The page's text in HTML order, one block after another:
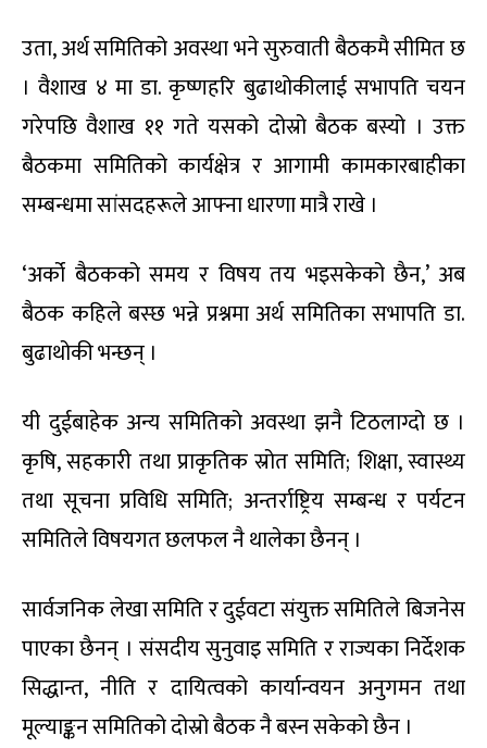
उता, अर्थ समितिको अवस्था भने सुरुवाती बैठकमै सीमित छ
। वैशाख ४ मा डा. कृष्णहरि बुढाथोकीलाई सभापति चयन
गरेपछि वैशाख ११ गते यसको दोस्रो बैठक बस्यो । उक्त
बैठकमा समितिको कार्यक्षेत्र र आगामी कामकारबाहीका
सम्बन्धमा सांसदहरूले आफ्ना धारणा मात्रै राखे ।
‘अर्को बैठकको समय र विषय तय भइसकेको छैन,’ अब
बैठक कहिले बस्छ भन्ने प्रश्नमा अर्थ समितिका सभापति डा.
बुढाथोकी भन्छन् ।
यी दुईबाहेक अन्य समितिको अवस्था झनै टिठलाग्दो छ ।
कृषि, सहकारी तथा प्राकृतिक स्रोत समिति; शिक्षा, स्वास्थ्य
तथा सूचना प्रविधि समिति; अन्तर्राष्ट्रिय सम्बन्ध र पर्यटन
समितिले विषयगत छलफल नै थालेका छैनन् ।
सार्वजनिक लेखा समिति र दुईवटा संयुक्त समितिले बिजनेस
पाएका छैनन् । संसदीय सुनुवाइ समिति र राज्यका निर्देशक
सिद्धान्त, नीति र दायित्वको कार्यान्वयन अनुगमन तथा
मूल्याङ्कन समितिको दोस्रो बैठक नै बस्न सकेको छैन ।